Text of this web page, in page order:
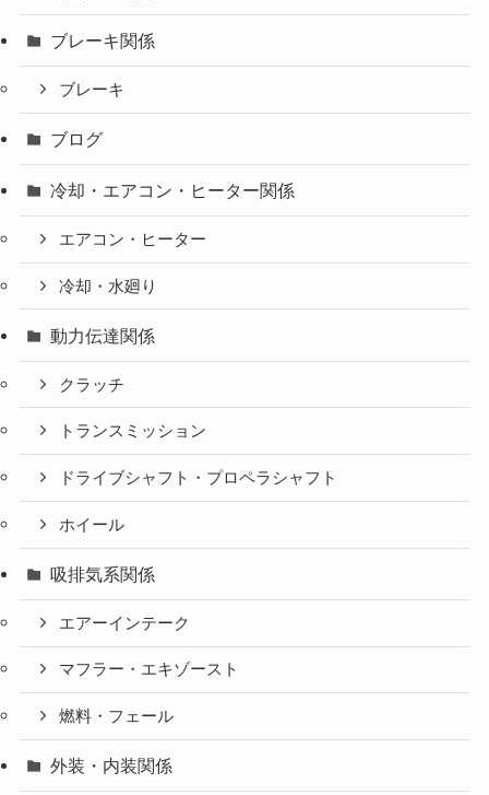
ブレーキ関係
ブレーキ
ブログ
冷却・エアコン・ヒーター関係
エアコン・ヒーター
冷却・水廻り
動力伝達関係
クラッチ
トランスミッション
ドライブシャフト・プロペラシャフト
ホイール
吸排気系関係
エアーインテーク
マフラー・エキゾースト
燃料・フェール
外装・内装関係